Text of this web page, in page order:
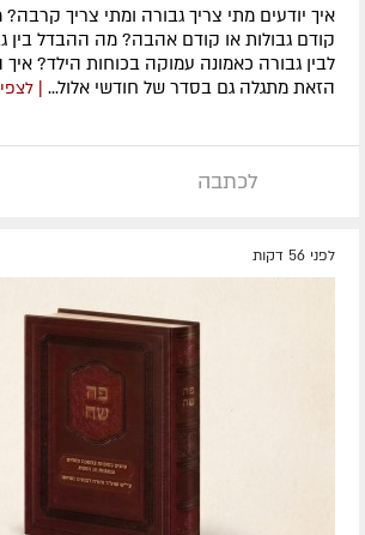
איך יודעים מתי צריך גבורה ומתי צריך
קודם גבולות או קודם אהבה? מה ההבדל בין
לבין גבורה כאמונה עמוקה בכוחות הילד?
הזאת מתגלה גם בסדר של חודשי אלול...
|
לכתבה
לפני 56 דקות